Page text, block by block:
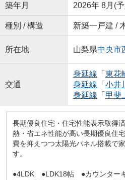
築年月 2026年 8月(
種別 / 構造 新築一戸建 /
所在地 山梨県中央市
交通
身延線 「 東花
身延線 「 小井川
身延線 「 甲斐
長期優良住宅・住宅性能表示取得
熱・省エネ性能が高い長期優良住
費を抑えつつ太陽光パネル搭載で
す。
●4LDK ●LDK18帖 ●カウンター